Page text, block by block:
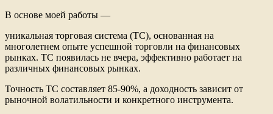
В основе моей работы —
уникальная торговая система (ТС), основанная на
многолетнем опыте успешной торговли на финансовых
рынках. ТС появилась не вчера, эффективно работает на
различных финансовых рынках.
Точность ТС составляет 85-90%, а доходность зависит от
рыночной волатильности и конкретного инструмента.